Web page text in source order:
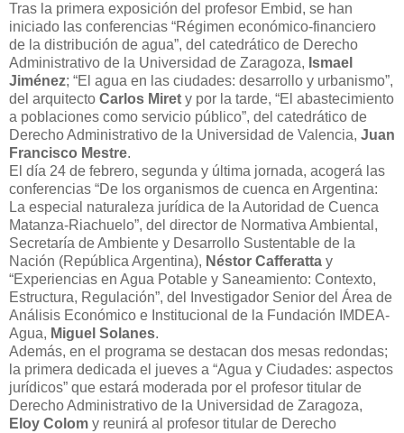
Tras la primera exposición del profesor Embid, se han
iniciado las conferencias “Régimen económico-financiero
de la distribución de agua”, del catedrático de Derecho
Administrativo de la Universidad de Zaragoza, Ismael
Jiménez; “El agua en las ciudades: desarrollo y urbanismo”,
del arquitecto Carlos Miret y por la tarde, “El abastecimiento
a poblaciones como servicio público”, del catedrático de
Derecho Administrativo de la Universidad de Valencia, Juan
Francisco Mestre.
El día 24 de febrero, segunda y última jornada, acogerá las
conferencias “De los organismos de cuenca en Argentina:
La especial naturaleza jurídica de la Autoridad de Cuenca
Matanza-Riachuelo”, del director de Normativa Ambiental,
Secretaría de Ambiente y Desarrollo Sustentable de la
Nación (República Argentina), Néstor Cafferatta y
“Experiencias en Agua Potable y Saneamiento: Contexto,
Estructura, Regulación”, del Investigador Senior del Área de
Análisis Económico e Institucional de la Fundación IMDEA-
Agua, Miguel Solanes.
Además, en el programa se destacan dos mesas redondas;
la primera dedicada el jueves a “Agua y Ciudades: aspectos
jurídicos” que estará moderada por el profesor titular de
Derecho Administrativo de la Universidad de Zaragoza,
Eloy Colom y reunirá al profesor titular de Derecho